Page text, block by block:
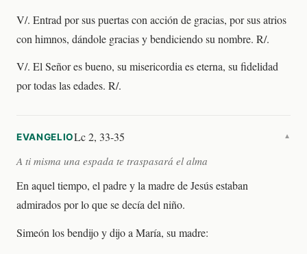
V/. Entrad por sus puertas con acción de gracias, por sus atrios
con himnos, dándole gracias y bendiciendo su nombre. R/.
V/. El Señor es bueno, su misericordia es eterna, su fidelidad
por todas las edades. R/.
EVANGELIOLc 2, 33-35 ▼
A ti misma una espada te traspasará el alma
En aquel tiempo, el padre y la madre de Jesús estaban
admirados por lo que se decía del niño.
Simeón los bendijo y dijo a María, su madre: